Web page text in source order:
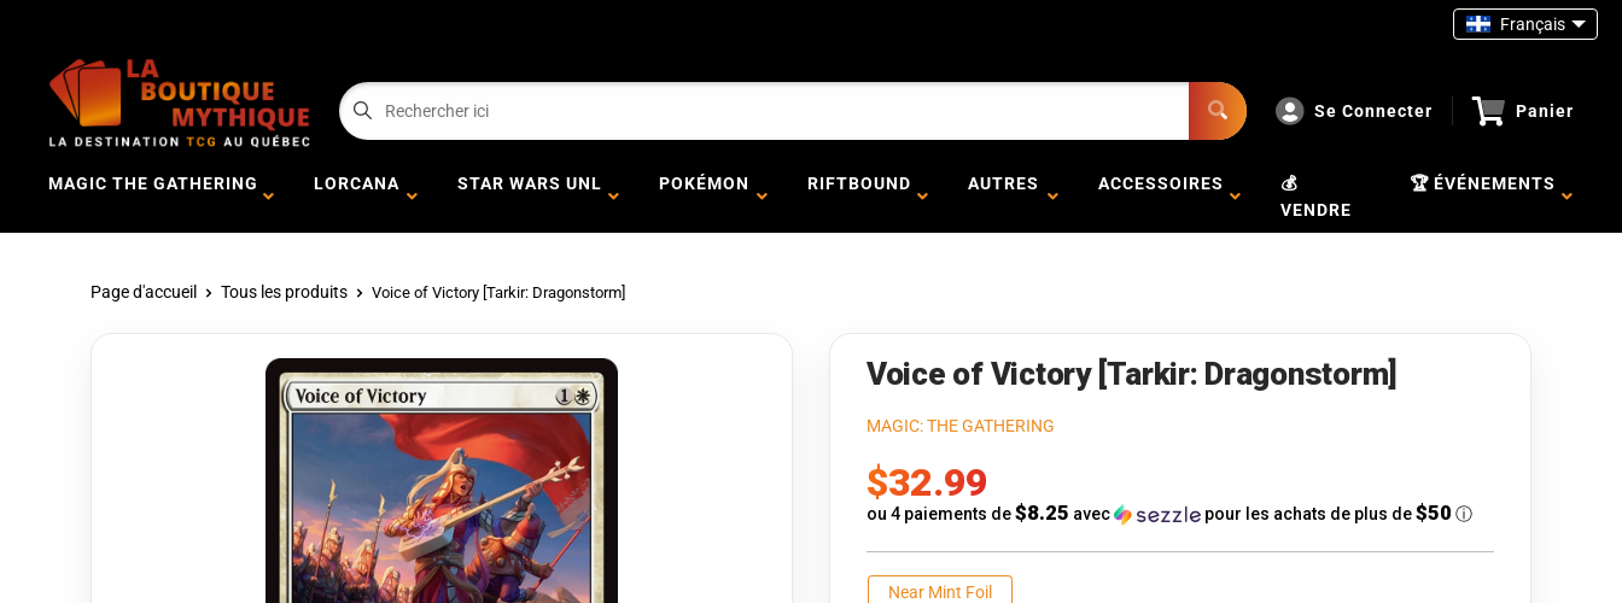
Français
Se Connecter Panier
MAGIC THE GATHERING LORCANA STAR WARS UNL POKÉMON RIFTBOUND AUTRES ACCESSOIRES
💰
VENDRE
🏆 ÉVÉNEMENTS
Page d'accueil Tous les produits Voice of Victory [Tarkir: Dragonstorm]
Voice of Victory [Tarkir: Dragonstorm]
MAGIC: THE GATHERING
Prix
de
vente
$32.99
ou 4 paiements de$8.25 avec pour les achats de plus de$50 ⓘ
Near Mint Foil